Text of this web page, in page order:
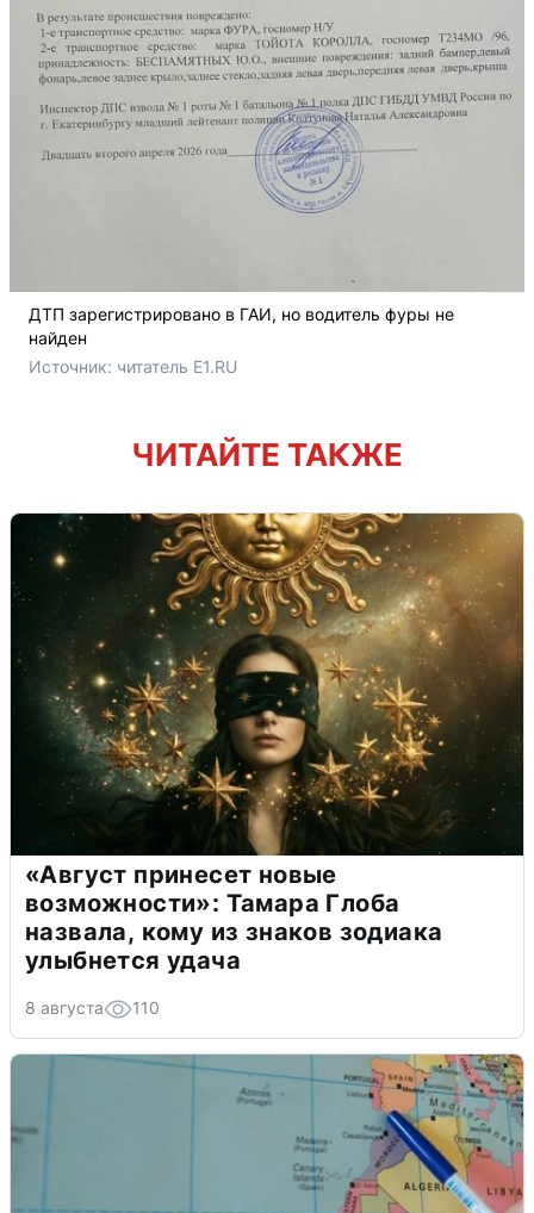
ДТП зарегистрировано в ГАИ, но водитель фуры не
найден
Источник: читатель E1.RU
ЧИТАЙТЕ ТАКЖЕ
«Август принесет новые
возможности»: Тамара Глоба
назвала, кому из знаков зодиака
улыбнется удача
8 августа 110